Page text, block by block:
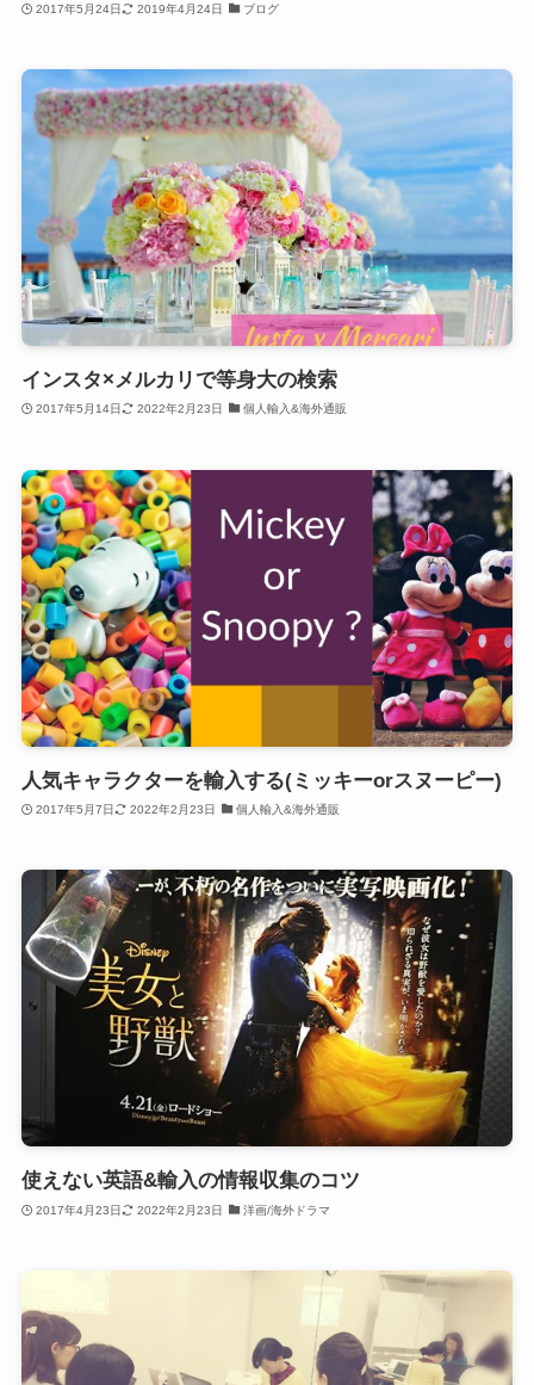
2017年5月24日 2019年4月24日 ブログ
インスタ×メルカリで等身大の検索
2017年5月14日 2022年2月23日 個人輸入&海外通販
人気キャラクターを輸入する(ミッキーorスヌーピー)
2017年5月7日 2022年2月23日 個人輸入&海外通販
使えない英語&輸入の情報収集のコツ
2017年4月23日 2022年2月23日 洋画/海外ドラマ